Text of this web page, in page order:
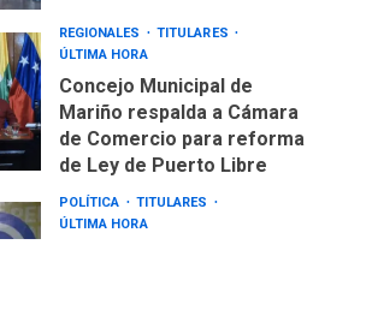
REGIONALES
TITULARES
ÚLTIMA HORA
Concejo Municipal de
Mariño respalda a Cámara
de Comercio para reforma
de Ley de Puerto Libre
POLÍTICA
TITULARES
ÚLTIMA HORA